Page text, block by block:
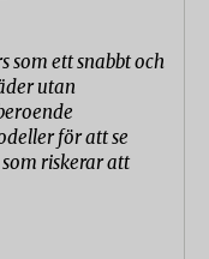
som ett snabbt och
utan
för att se
riskerar att